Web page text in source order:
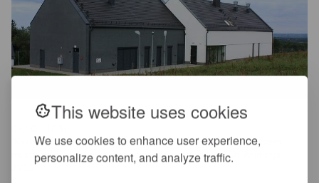
This website uses cookies
We use cookies to enhance user experience,
personalize content, and analyze traffic.
"Kosmita ukrywa się na Ziemi i zaprzyjaźnia z nastolatką. Razem
muszą uchronić planetę przed inwazją obcych". (1,35h. Animacja.
2015)